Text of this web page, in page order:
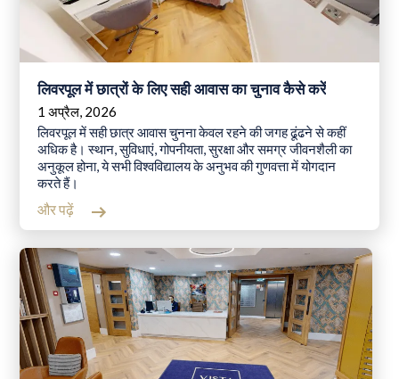
लिवरपूल में छात्रों के लिए सही आवास का चुनाव कैसे करें
1 अप्रैल, 2026
लिवरपूल में सही छात्र आवास चुनना केवल रहने की जगह ढूंढने से कहीं
अधिक है। स्थान, सुविधाएं, गोपनीयता, सुरक्षा और समग्र जीवनशैली का
अनुकूल होना, ये सभी विश्वविद्यालय के अनुभव की गुणवत्ता में योगदान
करते हैं।
और पढ़ें